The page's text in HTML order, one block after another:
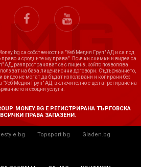
са собственост на "Уеб Медия Груп" АД и са под
право и сродните му права". Всички снимки и видеа са
АД, разпространяват се с лиценз, който позволява
на база лицензионни договори. Съдържанието,
видео не могат да бъдат използвани и копирани без
"Уеб Медия Груп" АД, включително с цел агрегиране на
и сходни услуги.
MONEY.BG Е РЕГИСТРИРАНА ТЪРГОВСКА
ПРАВА ЗАПАЗЕНИ.
Topsport.bg Gladen.bg